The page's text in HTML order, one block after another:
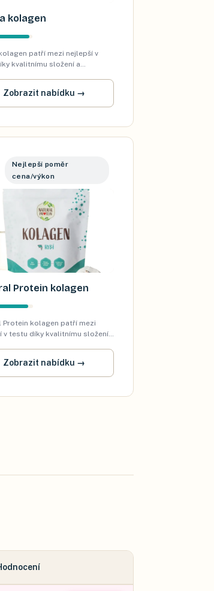
kolagen
patří mezi nejlepší v
kvalitnímu složení a
Zobrazit nabídku →
Nejlepší poměr
cena/výkon
Protein kolagen
Protein kolagen patří mezi
v testu díky kvalitnímu složení
Zobrazit nabídku →